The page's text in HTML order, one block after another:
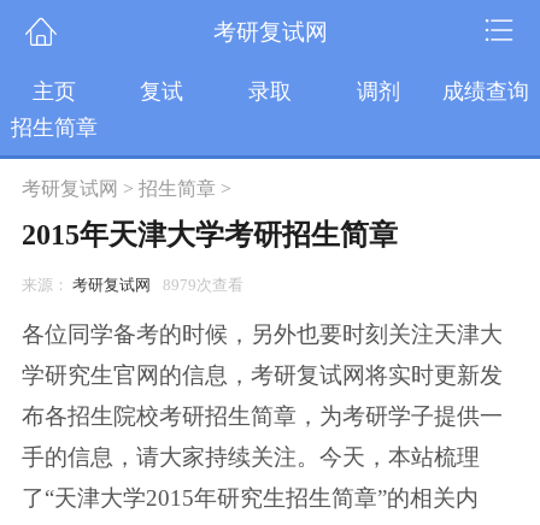
考研复试网
主页 复试 录取 调剂
成绩查询
招生简章
考研复试网 > 招生简章>
2015年天津大学考研招生简章
来源： 考研复试网 8979次查看
各位同学备考的时候，另外也要时刻关注天津大
学研究生官网的信息，考研复试网将实时更新发
布各招生院校考研招生简章，为考研学子提供一
手的信息，请大家持续关注。今天，本站梳理
了“天津大学2015年研究生招生简章”的相关内